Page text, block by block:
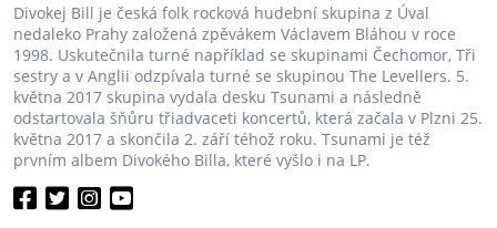
Divokej Bill je česká folk rocková hudební skupina z Úval
nedaleko Prahy založená zpěvákem Václavem Bláhou v roce
1998. Uskutečnila turné například se skupinami Čechomor, Tři
sestry a v Anglii odzpívala turné se skupinou The Levellers. 5.
května 2017 skupina vydala desku Tsunami a následně
odstartovala šňůru třiadvaceti koncertů, která začala v Plzni 25.
května 2017 a skončila 2. září téhož roku. Tsunami je též
prvním albem Divokého Billa, které vyšlo i na LP.